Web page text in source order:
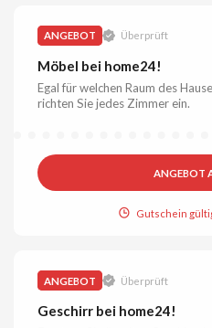
ANGEBOT Überprüft
Möbel bei home24!
Egal für welchen Raum des
richten Sie jedes Zimmer ein.
ANGEBOT
Gutschein
ANGEBOT Überprüft
Geschirr bei home24!